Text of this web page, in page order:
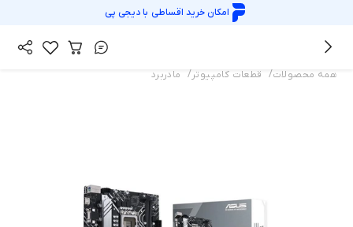
امکان خرید اقساطی بادیجی پی
همه محصولات/ قطعات کامپیوتر/ مادربرد